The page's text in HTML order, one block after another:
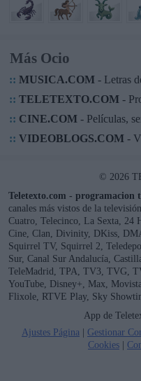
Más Ocio
:: MUSICA.COM- Letras
:: TELETEXTO.COM-
:: CINE.COM- Películas,
:: VIDEOBLOGS.COM-
© 2026
Teletexto.com - programacion
canales más vistos de la
Cuatro, Telecinco, La Sexta, 24
Cine, Clan, Divinity, DKiss,
Squirrel TV, Squirrel 2,
Sur, Canal Sur Andalucía,
TeleMadrid, TPA, TV3, TVG,
YouTube, Disney+, Max,
Flixole, RTVE Play, Sky
App de
Ajustes Página | Gestionar
Cookies |